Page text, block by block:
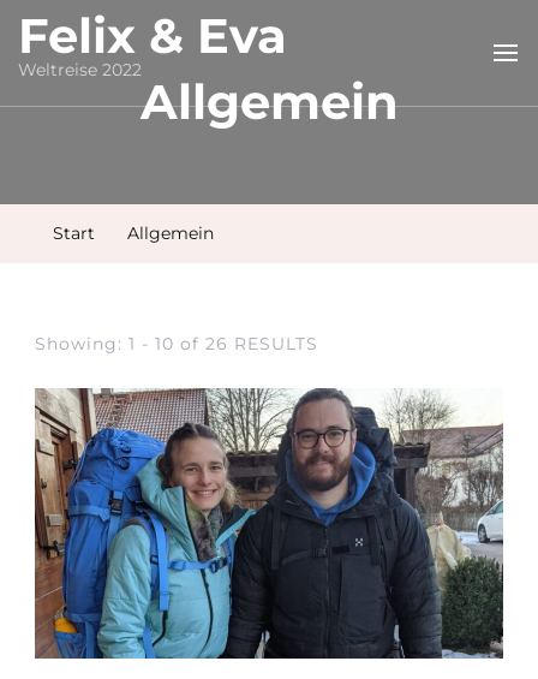
Felix & Eva
Weltreise 2022
Allgemein
Start Allgemein
Showing: 1 - 10 of 26 RESULTS